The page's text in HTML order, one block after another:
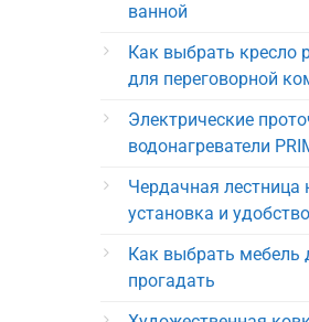
ванной
Как выбрать кресло
для переговорной
Электрические
водонагреватели
Чердачная лестница
установка и удобство
Как выбрать мебель
прогадать